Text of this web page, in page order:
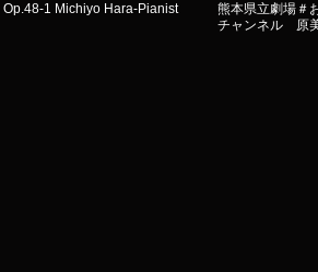
Op.48-1 Michiyo Hara-Pianist
熊本県立劇場＃
チャンネル 原